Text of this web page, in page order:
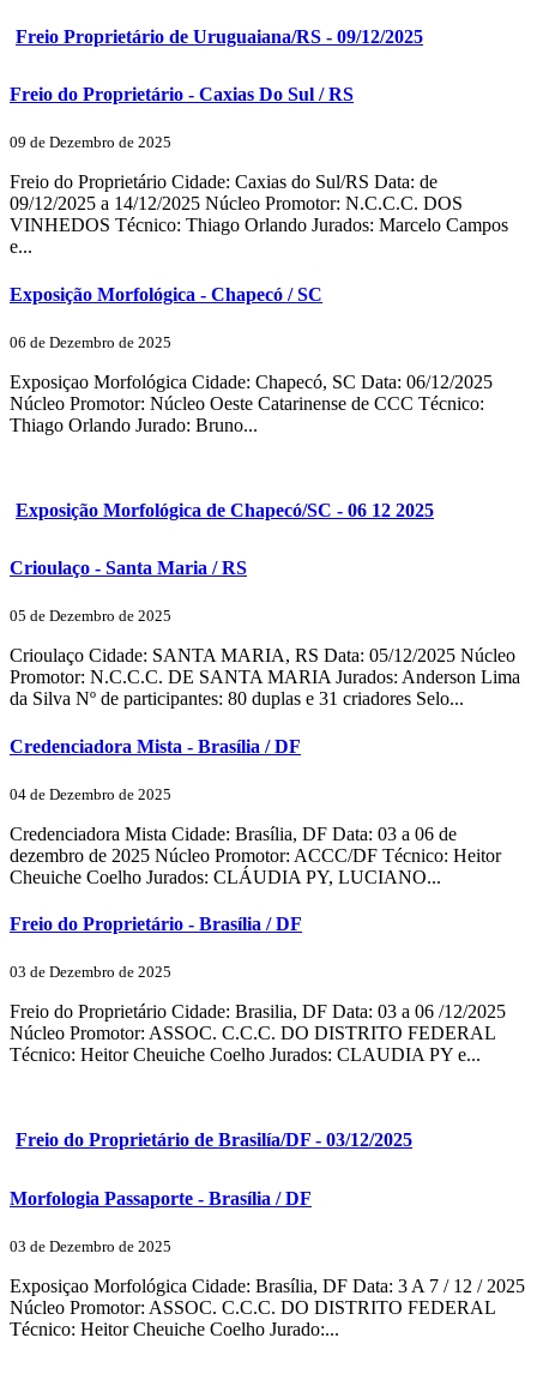
Freio Proprietário de Uruguaiana/RS - 09/12/2025
Freio do Proprietário - Caxias Do Sul / RS
09 de Dezembro de 2025
Freio do Proprietário Cidade: Caxias do Sul/RS Data: de
09/12/2025 a 14/12/2025 Núcleo Promotor: N.C.C.C. DOS
VINHEDOS Técnico: Thiago Orlando Jurados: Marcelo Campos
e...
Exposição Morfológica - Chapecó / SC
06 de Dezembro de 2025
Exposiçao Morfológica Cidade: Chapecó, SC Data: 06/12/2025
Núcleo Promotor: Núcleo Oeste Catarinense de CCC Técnico:
Thiago Orlando Jurado: Bruno...
Exposição Morfológica de Chapecó/SC - 06 12 2025
Crioulaço - Santa Maria / RS
05 de Dezembro de 2025
Crioulaço Cidade: SANTA MARIA, RS Data: 05/12/2025 Núcleo
Promotor: N.C.C.C. DE SANTA MARIA Jurados: Anderson Lima
da Silva Nº de participantes: 80 duplas e 31 criadores Selo...
Credenciadora Mista - Brasília / DF
04 de Dezembro de 2025
Credenciadora Mista Cidade: Brasília, DF Data: 03 a 06 de
dezembro de 2025 Núcleo Promotor: ACCC/DF Técnico: Heitor
Cheuiche Coelho Jurados: CLÁUDIA PY, LUCIANO...
Freio do Proprietário - Brasília / DF
03 de Dezembro de 2025
Freio do Proprietário Cidade: Brasilia, DF Data: 03 a 06 /12/2025
Núcleo Promotor: ASSOC. C.C.C. DO DISTRITO FEDERAL
Técnico: Heitor Cheuiche Coelho Jurados: CLAUDIA PY e...
Freio do Proprietário de Brasilía/DF - 03/12/2025
Morfologia Passaporte - Brasília / DF
03 de Dezembro de 2025
Exposiçao Morfológica Cidade: Brasília, DF Data: 3 A 7 / 12 / 2025
Núcleo Promotor: ASSOC. C.C.C. DO DISTRITO FEDERAL
Técnico: Heitor Cheuiche Coelho Jurado:...